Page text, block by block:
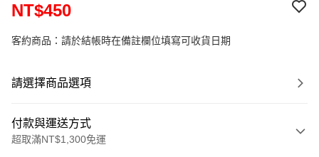
NT$450
客約商品：請於結帳時在備註欄位填寫可收貨日期
請選擇商品選項
付款與運送方式
超取滿NT$1,300免運